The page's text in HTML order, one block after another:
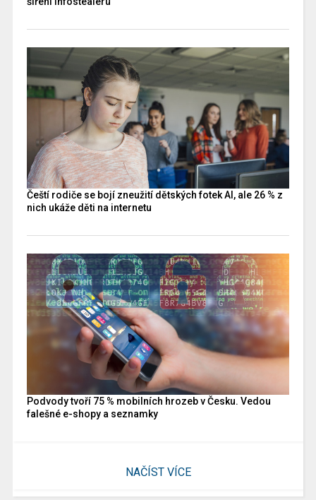
Čeští rodiče se bojí zneužití dětských fotek AI, ale 26 % z
nich ukáže děti na internetu
Podvody tvoří 75 % mobilních hrozeb v Česku. Vedou
falešné e-shopy a seznamky
NAČÍST VÍCE